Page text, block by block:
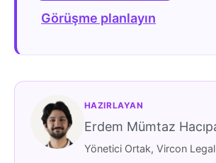
Görüşme planlayın
HAZIRLAYAN
Erdem Mümtaz
Yönetici Ortak, Vircon Legal